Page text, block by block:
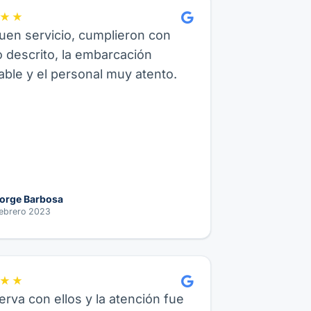
servicio, cumplieron con
descrito, la embarcación
y el personal muy atento.
Barbosa
2023
con ellos y la atención fue